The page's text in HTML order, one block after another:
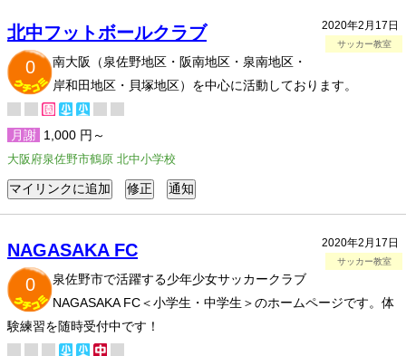
2020年2月17日
サッカー教室
北中フットボールクラブ
0
南大阪（泉佐野地区・阪南地区・泉南地区・
岸和田地区・貝塚地区）を中心に活動しております。
月謝 1,000 円～
大阪府泉佐野市鶴原 北中小学校
2020年2月17日
サッカー教室
NAGASAKA FC
0
泉佐野市で活躍する少年少女サッカークラブ
NAGASAKA FC＜小学生・中学生＞のホームページです。体
験練習を随時受付中です！